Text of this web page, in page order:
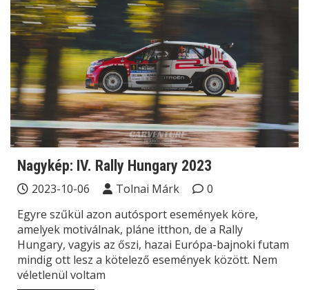
Nagykép: IV. Rally Hungary 2023
2023-10-06 Tolnai Márk
0
Egyre szűkül azon autósport események köre,
amelyek motiválnak, pláne itthon, de a Rally
Hungary, vagyis az őszi, hazai Európa-bajnoki futam
mindig ott lesz a kötelező események között. Nem
véletlenül voltam